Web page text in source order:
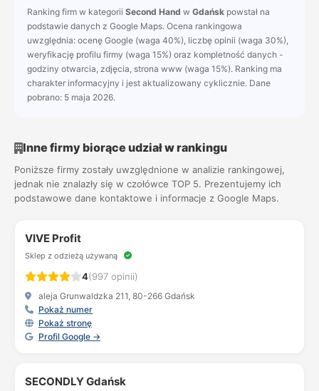
Ranking firm w kategorii Second Hand w Gdańsk powstał na
podstawie danych z Google Maps. Ocena rankingowa
uwzględnia: ocenę Google (waga 40%), liczbę opinii (waga 30%),
weryfikację profilu firmy (waga 15%) oraz kompletność danych -
godziny otwarcia, zdjęcia, strona www (waga 15%). Ranking ma
charakter informacyjny i jest aktualizowany cyklicznie. Dane
pobrano: 5 maja 2026.
Inne firmy biorące udział w rankingu
Poniższe firmy zostały uwzględnione w analizie rankingowej,
jednak nie znalazły się w czołówce TOP 5. Prezentujemy ich
podstawowe dane kontaktowe i informacje z Google Maps.
VIVE Profit
Sklep z odzieżą używaną
4(997 opinii)
aleja Grunwaldzka 211, 80-266 Gdańsk
Pokaż numer
Pokaż stronę
Profil Google →
SECONDLY Gdańsk